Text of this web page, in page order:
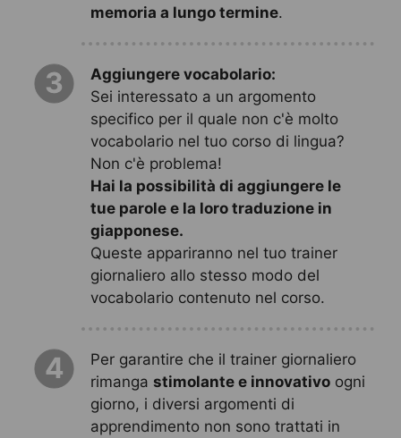
memoria a lungo termine.
3
Aggiungere vocabolario:
Sei interessato a un argomento
specifico per il quale non c'è molto
vocabolario nel tuo corso di lingua?
Non c'è problema!
Hai la possibilità di aggiungere le
tue parole e la loro traduzione in
giapponese.
Queste appariranno nel tuo trainer
giornaliero allo stesso modo del
vocabolario contenuto nel corso.
4
Per garantire che il trainer giornaliero
rimanga stimolante e innovativo ogni
giorno, i diversi argomenti di
apprendimento non sono trattati in